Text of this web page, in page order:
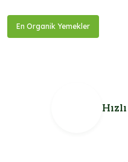
En Organik Yemekler